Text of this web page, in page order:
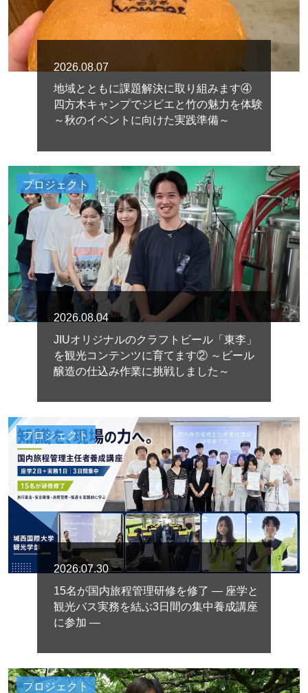
2026.08.07
地域とともに課題解決に取り組みます④
四方木キャンプでジビエと竹の魅力を体験
～秋のイベントに向けた実践準備～
プロジェクト
2026.08.04
JIUオリジナルのクラフトビール「東李」
を観光コンテンツに育てます② ～ビール
醸造の仕込み作業に挑戦しました～
プロジェクト
2026.07.30
15名が国内旅程管理研修を修了 ― 座学と
観光バス実務を結ぶ3日間の集中養成講座
に参加 ―
プロジェクト